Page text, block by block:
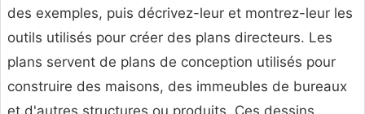
des exemples, puis décrivez-leur et montrez-leur les
outils utilisés pour créer des plans directeurs. Les
plans servent de plans de conception utilisés pour
construire des maisons, des immeubles de bureaux